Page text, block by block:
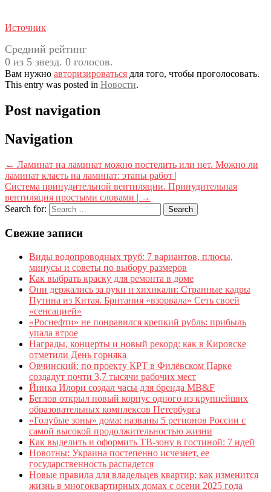
Источник
Средний рейтинг
0 из 5 звезд. 0 голосов.
Вам нужно авторизироваться для того, чтобы проголосовать.
This entry was posted in Новости.
Post navigation
Navigation
← Ламинат на ламинат можно постелить или нет. Можно ли
ламинат класть на ламинат: этапы работ |
Система принудительной вентиляции. Принудительная
вентиляция простыми словами | →
Search for:
Свежие записи
Виды водопроводных труб: 7 вариантов, плюсы,
минусы и советы по выбору размеров
Как выбрать краску для ремонта в доме
Они держались за руки и хихикали: Странные кадры
Путина из Китая. Британия «взорвала» Сеть своей
«сенсацией»
«Роснефти» не понравился крепкий рубль: прибыль
упала втрое
Награды, концерты и новый рекорд: как в Кировске
отметили День горняка
Овчинский: по проекту КРТ в Филёвском Парке
создадут почти 3,7 тысячи рабочих мест
Йинка Илори создал часы для бренда MB&F
Беглов открыл новый корпус одного из крупнейших
образовательных комплексов Петербурга
«Голубые зоны» дома: названы 5 регионов России с
самой высокой продолжительностью жизни
Как выделить и оформить ТВ-зону в гостиной: 7 идей
Новотны: Украина постепенно исчезнет, ее
государственность распадется
Новые правила для владельцев квартир: как изменится
жизнь в многоквартирных домах с осени 2025 года